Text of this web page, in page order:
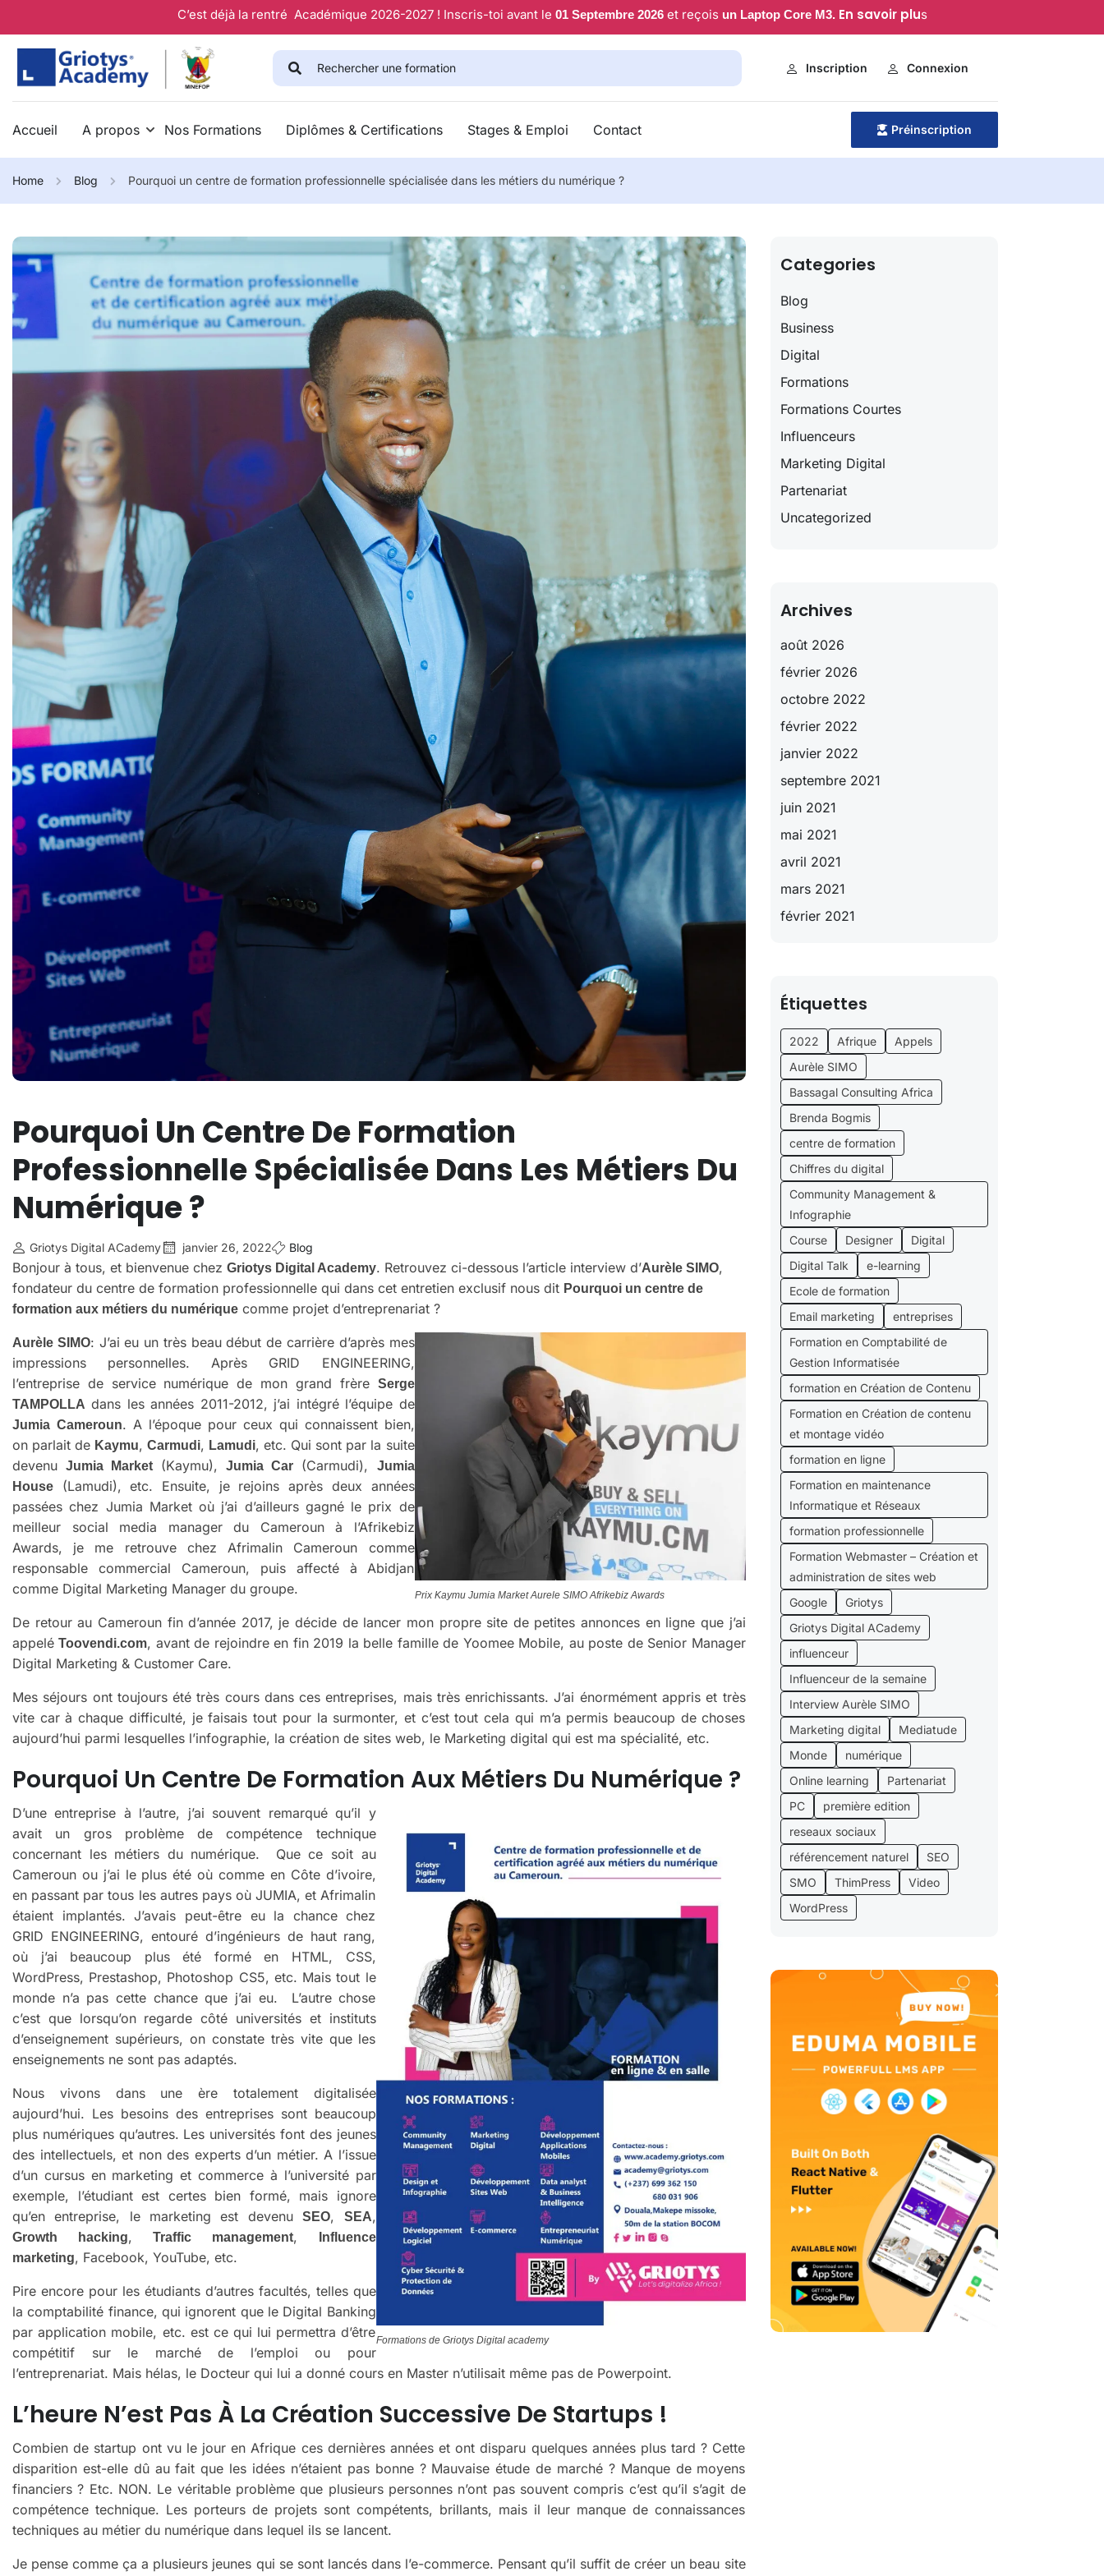
C’est déjà la rentré Académique 2026-2027 ! Inscris-toi avant le 01 Septembre 2026 et reçois un Laptop Core M3. En savoir plus
Inscription Connexion
Accueil A propos Nos Formations Diplômes & Certifications Stages & Emploi Contact Préinscription
Home Blog Pourquoi un centre de formation professionnelle spécialisée dans les métiers du numérique ?
Pourquoi Un Centre De Formation
Professionnelle Spécialisée Dans Les Métiers Du
Numérique ?
Griotys Digital ACademy janvier 26, 2022 Blog
Bonjour à tous, et bienvenue chez Griotys Digital Academy. Retrouvez ci-dessous l’article interview d’Aurèle SIMO,
fondateur du centre de formation professionnelle qui dans cet entretien exclusif nous dit Pourquoi un centre de
formation aux métiers du numérique comme projet d’entreprenariat ?
Prix Kaymu Jumia Market Aurele SIMO Afrikebiz Awards
Aurèle SIMO: J’ai eu un très beau début de carrière d’après mes
impressions personnelles. Après GRID ENGINEERING,
l’entreprise de service numérique de mon grand frère Serge
TAMPOLLA dans les années 2011-2012, j’ai intégré l’équipe de
Jumia Cameroun. A l’époque pour ceux qui connaissent bien,
on parlait de Kaymu,Carmudi, Lamudi, etc. Qui sont par la suite
devenuJumia Market (Kaymu),Jumia Car (Carmudi),
Jumia
House (Lamudi), etc. Ensuite, je rejoins après deux années
passées chez Jumia Market où j’ai d’ailleurs gagné le prix de
meilleur social media manager du Cameroun à l’Afrikebiz
Awards, je me retrouve chez Afrimalin Cameroun comme
responsable commercial Cameroun, puis affecté à Abidjan
comme Digital Marketing Manager du groupe.
De retour au Cameroun fin d’année 2017, je décide de lancer mon propre site de petites annonces en ligne que j’ai
appeléToovendi.com, avant de rejoindre en fin 2019 la belle famille de Yoomee Mobile, au poste de Senior Manager
Digital Marketing & Customer Care.
Mes séjours ont toujours été très cours dans ces entreprises, mais très enrichissants. J’ai énormément appris et très
vite car à chaque difficulté, je faisais tout pour la surmonter, et c’est tout cela qui m’a permis beaucoup de choses
aujourd’hui parmi lesquelles l’infographie, la création de sites web, le Marketing digital qui est ma spécialité, etc.
Pourquoi Un Centre De Formation Aux Métiers Du Numérique ?
Formations de Griotys Digital academy
D’une entreprise à l’autre, j’ai souvent remarqué qu’il y
avait un gros problème de compétence technique
concernant les métiers du numérique. Que ce soit au
Cameroun ou j’ai le plus été où comme en Côte d’ivoire,
en passant par tous les autres pays où JUMIA, et Afrimalin
étaient implantés. J’avais peut-être eu la chance chez
GRID ENGINEERING, entouré d’ingénieurs de haut rang,
où j’ai beaucoup plus été formé en HTML, CSS,
WordPress, Prestashop, Photoshop CS5, etc. Mais tout le
monde n’a pas cette chance que j’ai eu. L’autre chose
c’est que lorsqu’on regarde côté universités et instituts
d’enseignement supérieurs, on constate très vite que les
enseignements ne sont pas adaptés.
Nous vivons dans une ère totalement digitalisée
aujourd’hui. Les besoins des entreprises sont beaucoup
plus numériques qu’autres. Les universités font des jeunes
des intellectuels, et non des experts d’un métier. A l’issue
d’un cursus en marketing et commerce à l’université par
exemple, l’étudiant est certes bien formé, mais ignore
qu’en entreprise, le marketing est devenuSEO, SEA,
Growth hacking,Traffic management,
Influence
marketing, Facebook, YouTube, etc.
Pire encore pour les étudiants d’autres facultés, telles que
la comptabilité finance, qui ignorent que le Digital Banking
par application mobile, etc. est ce qui lui permettra d’être
compétitif sur le marché de l’emploi ou pour
l’entreprenariat. Mais hélas, le Docteur qui lui a donné cours en Master n’utilisait même pas de Powerpoint.
L’heure N’est Pas À La Création Successive De Startups !
Combien de startup ont vu le jour en Afrique ces dernières années et ont disparu quelques années plus tard ? Cette
disparition est-elle dû au fait que les idées n’étaient pas bonne ? Mauvaise étude de marché ? Manque de moyens
financiers ? Etc. NON. Le véritable problème que plusieurs personnes n’ont pas souvent compris c’est qu’il s’agit de
compétence technique. Les porteurs de projets sont compétents, brillants, mais il leur manque de connaissances
techniques au métier du numérique dans lequel ils se lancent.
Je pense comme ça a plusieurs jeunes qui se sont lancés dans l’e-commerce. Pensant qu’il suffit de créer un beau site
Categories
Blog
Business
Digital
Formations
Formations Courtes
Influenceurs
Marketing Digital
Partenariat
Uncategorized
Archives
août 2026
février 2026
octobre 2022
février 2022
janvier 2022
septembre 2021
juin 2021
mai 2021
avril 2021
mars 2021
février 2021
Étiquettes
2022 Afrique
Appels
Aurèle SIMO
Bassagal Consulting Africa
Brenda Bogmis
centre de formation
Chiffres du digital
Community Management &
Infographie
Course
Designer
Digital
Digital Talk
e-learning
Ecole de formation
Email marketing
entreprises
Formation en Comptabilité de
Gestion Informatisée
formation en Création de Contenu
Formation en Création de contenu
et montage vidéo
formation en ligne
Formation en maintenance
Informatique et Réseaux
formation professionnelle
Formation Webmaster – Création et
administration de sites web
Google
Griotys
Griotys Digital ACademy
influenceur
Influenceur de la semaine
Interview Aurèle SIMO
Marketing digital
Mediatude
Monde
numérique
Online learning
Partenariat
PC
première edition
reseaux sociaux
référencement naturel
SEO
SMO
ThimPress
Video
WordPress